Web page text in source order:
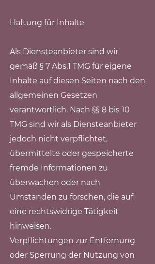
Haftung für Inhalte
Als Diensteanbieter sind wir
gemäß § 7 Abs.1 TMG für eigene
Inhalte auf diesen Seiten nach den
allgemeinen Gesetzen
verantwortlich. Nach §§ 8 bis 10
TMG sind wir als Diensteanbieter
jedoch nicht verpflichtet,
übermittelte oder gespeicherte
fremde Informationen zu
überwachen oder nach
Umständen zu forschen, die auf
eine rechtswidrige Tätigkeit
hinweisen.
Verpflichtungen zur Entfernung
oder Sperrung der Nutzung von